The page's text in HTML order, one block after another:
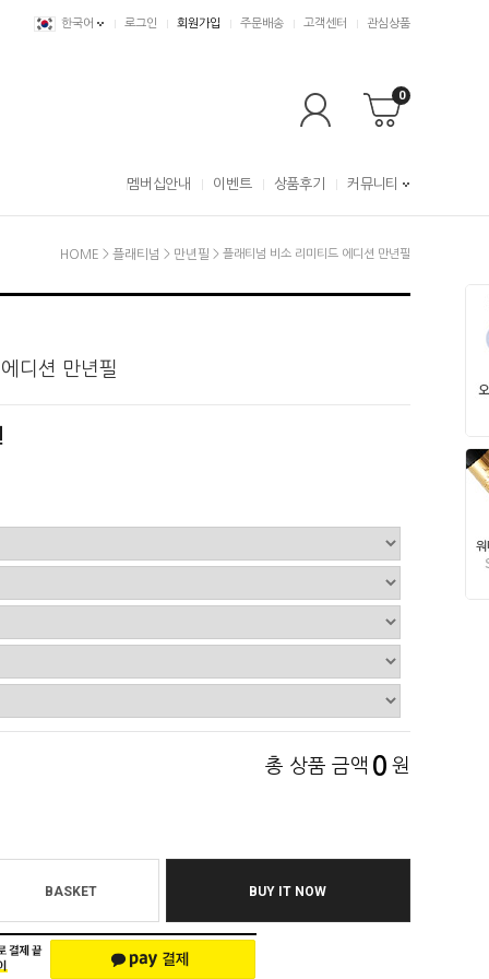
한국어 로그인 회원가입 주문배송 고객센터 관심상품
0
멤버십안내 이벤트 상품후기 커뮤니티
HOME > 플래티넘 > 만년필 > 플래티넘 비소 리미티드 에디션 만년필
디션 만년필
총 상품 금액 0 원
BASKET BUY IT NOW